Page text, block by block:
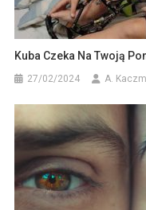
Kuba Czeka Na Twoją
27/02/2024 A.